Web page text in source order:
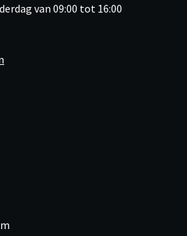
van 09:00 tot 16:00